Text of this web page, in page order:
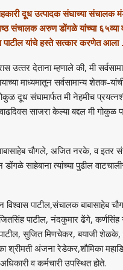
दूध उत्‍पादक संघाच्‍या संचालक
संचालक अरुण डोंगळे यांच्‍या ६५व्या
पाटील यांचे हस्‍ते सत्‍कार करणेत आला .
उत्‍तर देताना म्‍हणाले की, मी
माध्‍यमातून सर्वसामान्‍य शेतक-
दूध संघामार्फत मी नेहमीच
साजरा केल्या बद्दल मी गोकुळ
चौगले, अजित नरके, व इतर
साहेबाना त्‍यांच्‍या पुढील
पाटील,संचालक बाबासाहेब
पाटील, नंदकुमार ढेंगे, कर्णसिंह
सुजित मिणचेकर, बयाजी शेळके,
अंजना रेडेकर,शौमिका
व कर्मचारी उपस्थित होते.